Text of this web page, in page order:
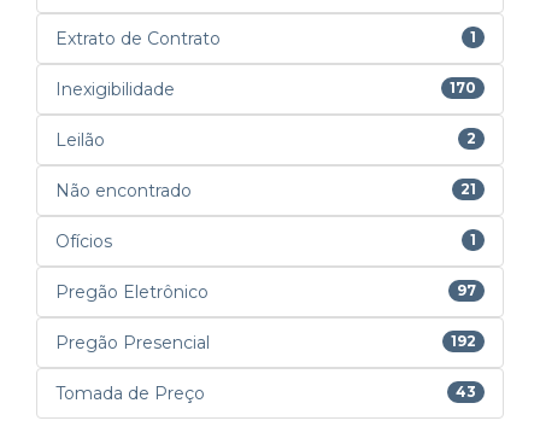
Extrato de Contrato 1
Inexigibilidade 170
Leilão 2
Não encontrado 21
Ofícios 1
Pregão Eletrônico 97
Pregão Presencial 192
Tomada de Preço 43